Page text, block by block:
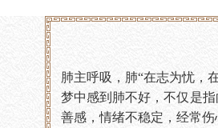
肺主呼吸，肺“在志为忧，
梦中感到肺不好，不仅是
善感，情绪不稳定，经常伤